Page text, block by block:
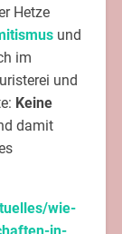
Hetze
und
im
und
Keine
damit
wie-